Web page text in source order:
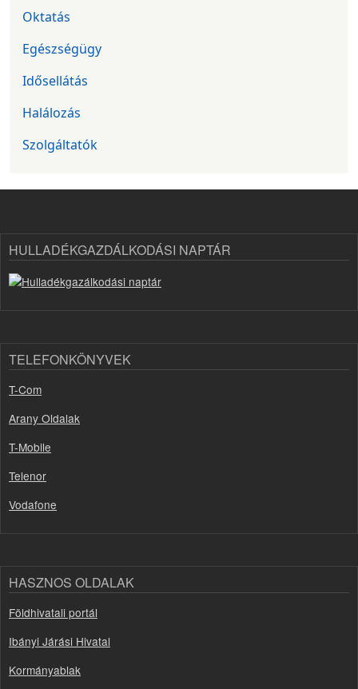
Oktatás
Egészségügy
Idősellátás
Halálozás
Szolgáltatók
HULLADÉKGAZDÁLKODÁSI NAPTÁR
TELEFONKÖNYVEK
T-Com
Arany Oldalak
T-Mobile
Telenor
Vodafone
HASZNOS OLDALAK
Földhivatali portál
Ibányi Járási Hivatal
Kormányablak